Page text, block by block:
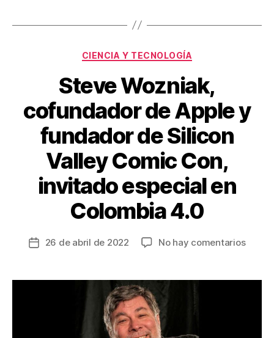
o
tir
Categorías
CIENCIA Y TECNOLOGÍA
Steve Wozniak,
cofundador de Apple y
fundador de Silicon
Valley Comic Con,
invitado especial en
Colombia 4.0
Fecha
entrada
26 de abril de 2022 No hay comentariosen